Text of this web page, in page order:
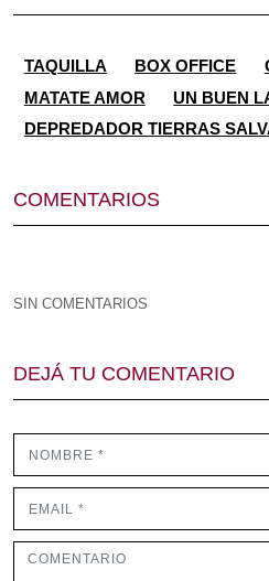
TAQUILLA BOX OFFICE
MATATE AMOR
UN BUEN
DEPREDADOR TIERRAS
COMENTARIOS
SIN COMENTARIOS
DEJÁ TU COMENTARIO